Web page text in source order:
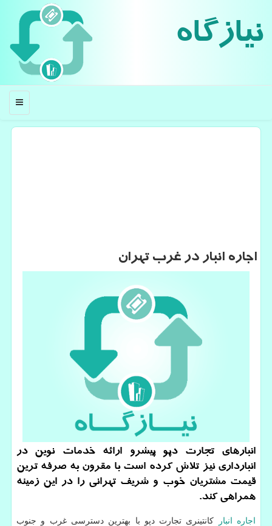
نیازگاه
منو
اجاره انبار در غرب تهران
انبارهای تجارت دپو پیشرو ارائه خدمات نوین در
انبارداری نیز تلاش كرده است با مقرون به صرفه ترین
قیمت مشتریان خوب و شریف تهرانی را در این زمینه
همراهی كند.
اجاره انبار
كانتینری تجارت دپو با بهترین دسترسی غرب و جنوب